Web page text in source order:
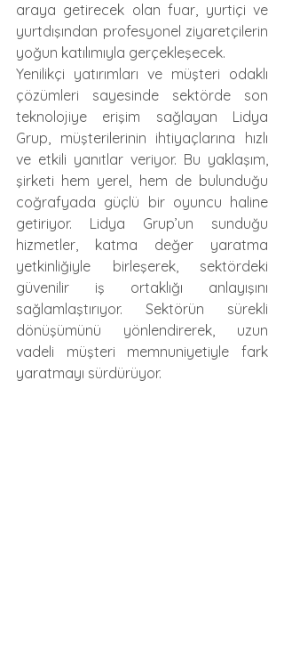
araya getirecek olan fuar, yurtiçi ve
yurtdışından profesyonel ziyaretçilerin
yoğun katılımıyla gerçekleşecek.
Yenilikçi yatırımları ve müşteri odaklı
çözümleri sayesinde sektörde son
teknolojiye erişim sağlayan Lidya
Grup, müşterilerinin ihtiyaçlarına hızlı
ve etkili yanıtlar veriyor. Bu yaklaşım,
şirketi hem yerel, hem de bulunduğu
coğrafyada güçlü bir oyuncu haline
getiriyor. Lidya Grup’un sunduğu
hizmetler, katma değer yaratma
yetkinliğiyle birleşerek, sektördeki
güvenilir iş ortaklığı anlayışını
sağlamlaştırıyor. Sektörün sürekli
dönüşümünü yönlendirerek, uzun
vadeli müşteri memnuniyetiyle fark
yaratmayı sürdürüyor.